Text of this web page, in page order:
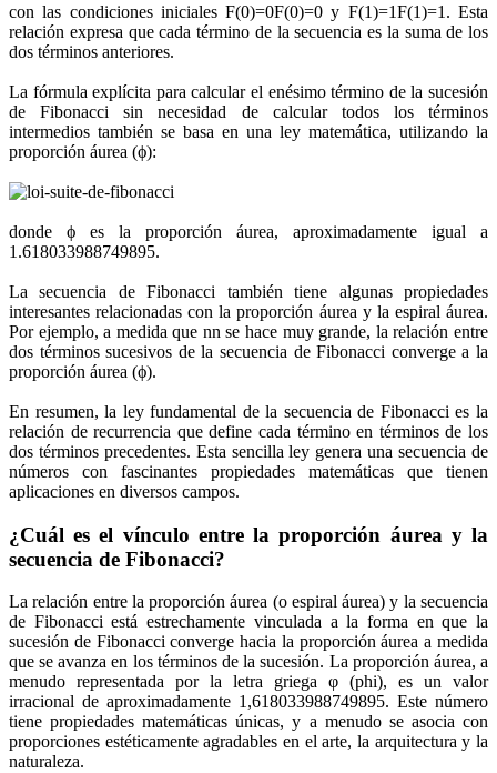
con las condiciones iniciales F(0)=0F(0)=0 y F(1)=1F(1)=1. Esta
relación expresa que cada término de la secuencia es la suma de los
dos términos anteriores.
La fórmula explícita para calcular el enésimo término de la sucesión
de Fibonacci sin necesidad de calcular todos los términos
intermedios también se basa en una ley matemática, utilizando la
proporción áurea (ϕ):
donde ϕ es la proporción áurea, aproximadamente igual a
1.618033988749895.
La secuencia de Fibonacci también tiene algunas propiedades
interesantes relacionadas con la proporción áurea y la espiral áurea.
Por ejemplo, a medida que nn se hace muy grande, la relación entre
dos términos sucesivos de la secuencia de Fibonacci converge a la
proporción áurea (ϕ).
En resumen, la ley fundamental de la secuencia de Fibonacci es la
relación de recurrencia que define cada término en términos de los
dos términos precedentes. Esta sencilla ley genera una secuencia de
números con fascinantes propiedades matemáticas que tienen
aplicaciones en diversos campos.
¿Cuál es el vínculo entre la proporción áurea y la
secuencia de Fibonacci?
La relación entre la proporción áurea (o espiral áurea) y la secuencia
de Fibonacci está estrechamente vinculada a la forma en que la
sucesión de Fibonacci converge hacia la proporción áurea a medida
que se avanza en los términos de la sucesión. La proporción áurea, a
menudo representada por la letra griega φ (phi), es un valor
irracional de aproximadamente 1,618033988749895. Este número
tiene propiedades matemáticas únicas, y a menudo se asocia con
proporciones estéticamente agradables en el arte, la arquitectura y la
naturaleza.